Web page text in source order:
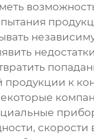
продукции к
скорости